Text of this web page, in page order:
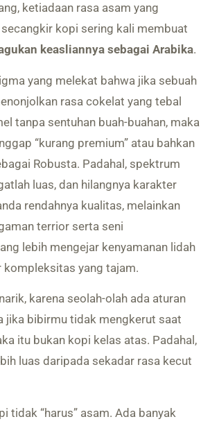
ketiadaan rasa asam yang
kopi sering kali membuat
keasliannya sebagai Arabika.
yang melekat bahwa jika sebuah
rasa cokelat yang tebal
tanpa sentuhan buah-buahan, maka
“kurang premium” atau bahkan
Robusta. Padahal, spektrum
luas, dan hilangnya karakter
rendahnya kualitas, melainkan
terrior serta seni
lebih mengejar kenyamanan lidah
kompleksitas yang tajam.
karena seolah-olah ada aturan
jika bibirmu tidak mengkerut saat
itu bukan kopi kelas atas. Padahal,
luas daripada sekadar rasa kecut
tidak “harus” asam. Ada banyak